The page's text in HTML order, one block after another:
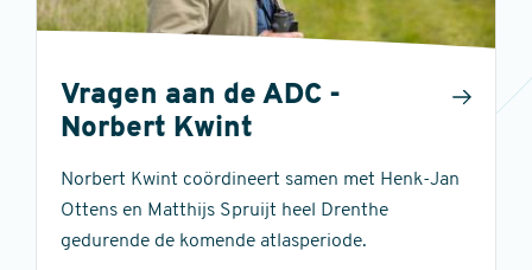
Vragen aan de ADC -
Norbert Kwint
Norbert Kwint coördineert samen met Henk-Jan
Ottens en Matthijs Spruijt heel Drenthe
gedurende de komende atlasperiode.